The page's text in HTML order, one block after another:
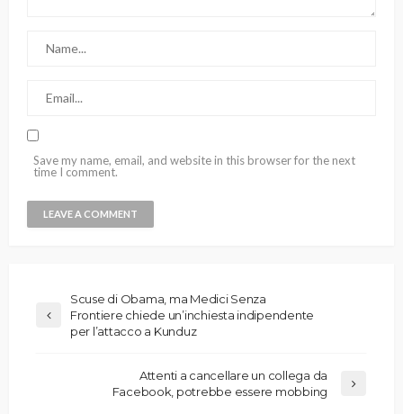
Save my name, email, and website in this browser for the next
time I comment.
Scuse di Obama, ma Medici Senza
Frontiere chiede un’inchiesta indipendente
per l’attacco a Kunduz
Attenti a cancellare un collega da
Facebook, potrebbe essere mobbing